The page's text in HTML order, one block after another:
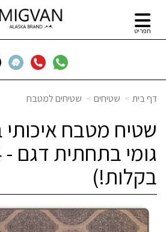
תפריט
דף בית שטיחים שטיחים למטבח
שטיח מטבח
בקלות!)